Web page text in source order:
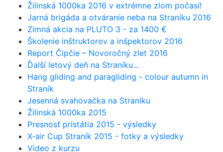
Žilinská 1000ka 2016 v extrémne zlom počasí!
Jarná brigáda a otváranie neba na Straníku 2016
Zimná akcia na PLUTO 3 - za 1400 €
Školenie inštruktorov a inšpektorov 2016
Report Čipčie – Novoročný zlet 2016
Ďalší letový deň na Straníku...
Hang gliding and paragliding - colour autumn in
Straník
Jesenná svahovačka na Straníku
Žilinská 1000ka 2015
Presnosť pristátia 2015 - výsledky
X-air Cup Straník 2015 - fotky a výsledky
Video z kurzu